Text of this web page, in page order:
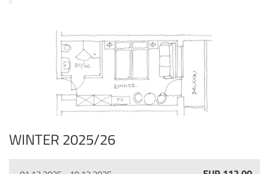
WINTER 2025/26